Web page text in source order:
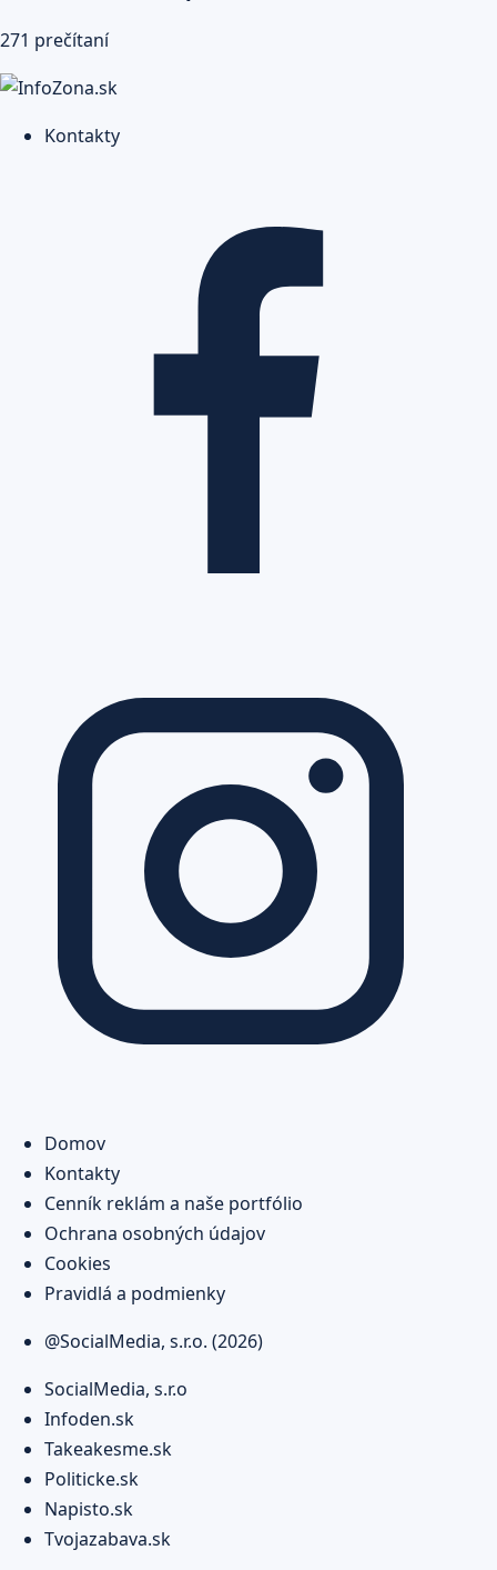
271 prečítaní
Kontakty
Domov
Kontakty
Cenník reklám a naše portfólio
Ochrana osobných údajov
Cookies
Pravidlá a podmienky
@SocialMedia, s.r.o. (2026)
SocialMedia, s.r.o
Infoden.sk
Takeakesme.sk
Politicke.sk
Napisto.sk
Tvojazabava.sk